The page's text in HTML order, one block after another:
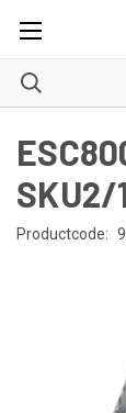
SKU2/
Productcode: